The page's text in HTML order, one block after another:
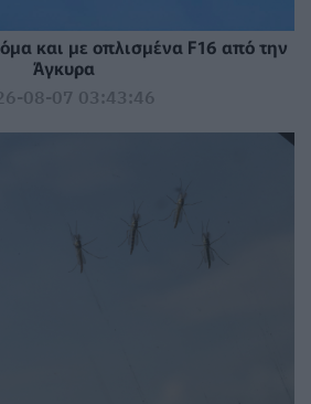
και με οπλισμένα F16 από την
Άγκυρα
08-07 03:43:46